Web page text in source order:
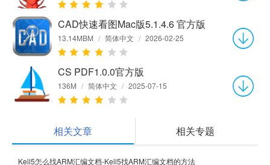
CAD快速看图Mac版5.1.4.6 官方版
13.14MBM / 简体中文 / 2026-02-25
CS PDF1.0.0官方版
136M / 简体中文 / 2025-07-15
相关文章 相关专题
Keil5怎么找ARM汇编文档-Keil5找ARM汇编文档的方法